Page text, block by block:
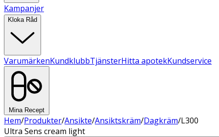
Kampanjer
Kloka Råd
VarumärkenKundklubbTjänsterHitta apotekKundservice
Mina Recept
Hem/Produkter/Ansikte/Ansiktskräm/Dagkräm/L300
Ultra Sens cream light